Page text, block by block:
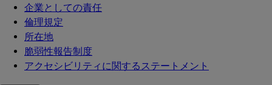
企業としての責任
倫理規定
所在地
脆弱性報告制度
アクセシビリティに関するステートメント